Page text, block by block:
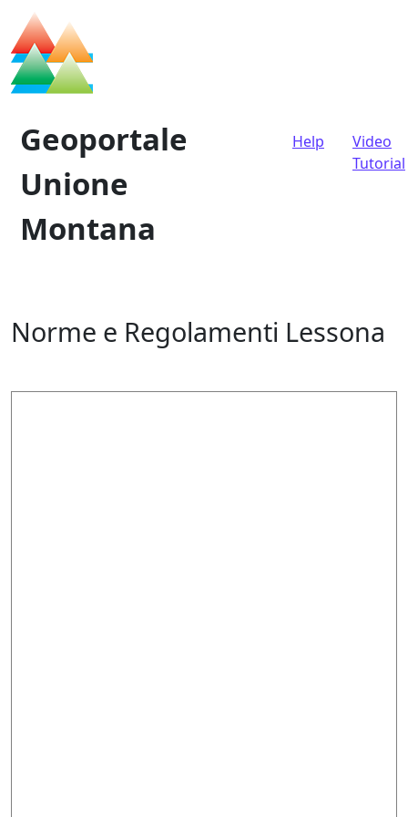
Vai al contenuto
Navigazione principale
Geoportale
Unione
Montana
Help
Video
Tutorial
Norme e Regolamenti Lessona